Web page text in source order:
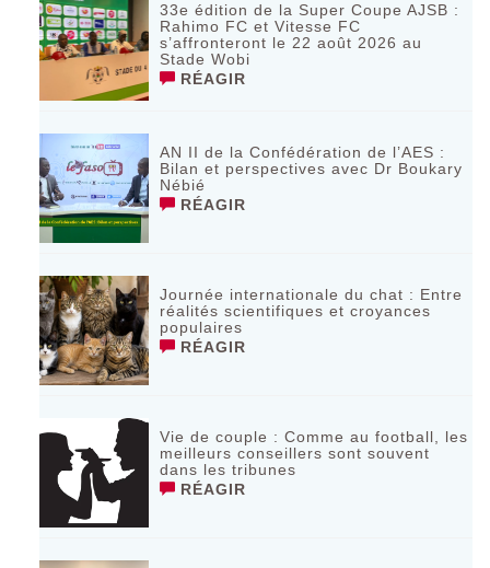
33e édition de la Super Coupe AJSB :
Rahimo FC et Vitesse FC
s’affronteront le 22 août 2026 au
Stade Wobi
RÉAGIR
AN II de la Confédération de l’AES :
Bilan et perspectives avec Dr Boukary
Nébié
RÉAGIR
Journée internationale du chat : Entre
réalités scientifiques et croyances
populaires
RÉAGIR
Vie de couple : Comme au football, les
meilleurs conseillers sont souvent
dans les tribunes
RÉAGIR